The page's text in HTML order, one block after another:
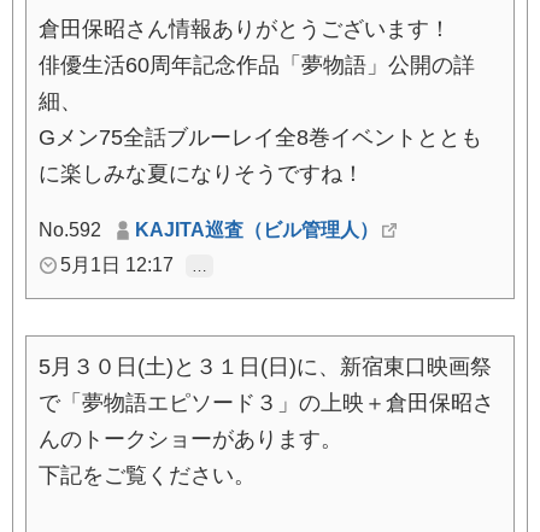
倉田保昭さん情報ありがとうございます！
俳優生活60周年記念作品「夢物語」公開の詳
細、
Gメン75全話ブルーレイ全8巻イベントととも
に楽しみな夏になりそうですね！
No.592
KAJITA巡査（ビル管理人）
5月1日 12:17
5月３０日(土)と３１日(日)に、新宿東口映画祭
で「夢物語エピソード３」の上映＋倉田保昭さ
んのトークショーがあります。
下記をご覧ください。